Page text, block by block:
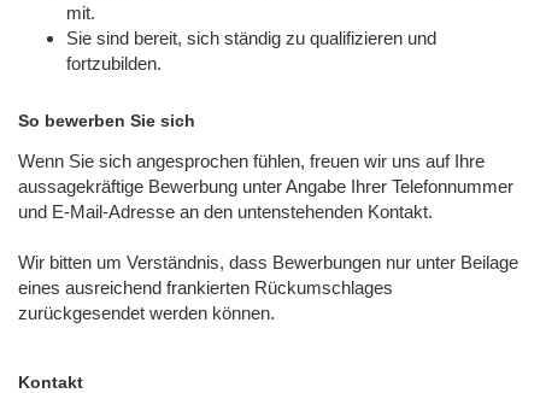
mit.
Sie sind bereit, sich ständig zu qualifizieren und
fortzubilden.
So bewerben Sie sich
Wenn Sie sich angesprochen fühlen, freuen wir uns auf Ihre
aussagekräftige Bewerbung unter Angabe Ihrer Telefonnummer
und E-Mail-Adresse an den untenstehenden Kontakt.
Wir bitten um Verständnis, dass Bewerbungen nur unter Beilage
eines ausreichend frankierten Rückumschlages
zurückgesendet werden können.
Kontakt